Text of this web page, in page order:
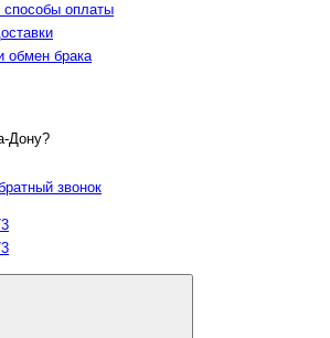
способы оплаты
обмен брака
Дону?
звонок